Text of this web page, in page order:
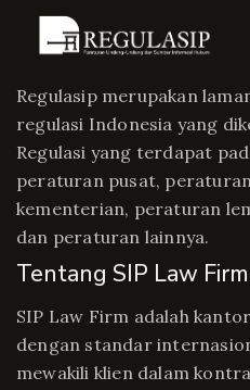
Regulasip merupakan
regulasi Indonesia yang
Regulasi yang terdapat
peraturan pusat,
kementerian, peraturan
dan peraturan lainnya.
Tentang SIP Law Firm
SIP Law Firm adalah
dengan standar
mewakili klien dalam